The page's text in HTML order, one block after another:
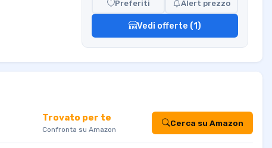
Preferiti Alert prezzo
Vedi offerte (1)
Trovato per te
Confronta su Amazon
Cerca su Amazon